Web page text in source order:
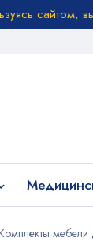
сайтом,
мебели